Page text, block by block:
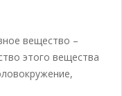
вещество –
этого вещества